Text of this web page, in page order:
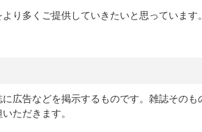
り多くご提供していきたいと思っています
広告などを掲示するものです。雑誌そのも
ただきます。